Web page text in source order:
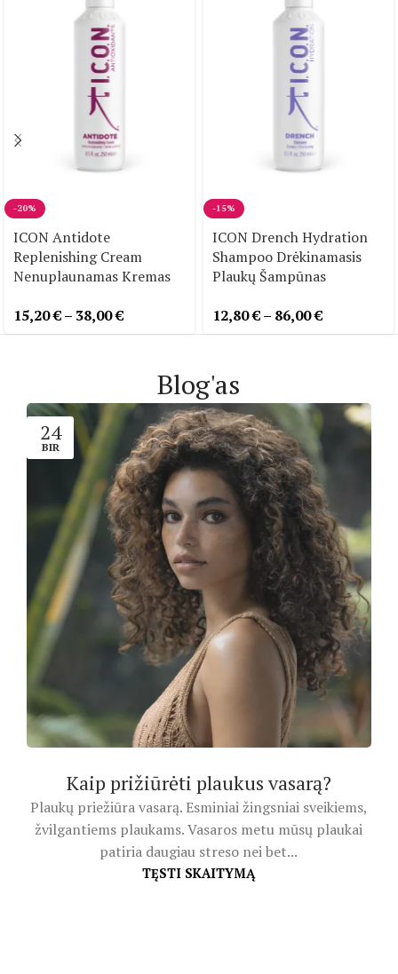
-20%
ICON Antidote
Replenishing Cream
Nenuplaunamas Kremas
15,20€– 38,00€
-15%
ICON Drench Hydration
Shampoo Drėkinamasis
Plaukų Šampūnas
12,80€– 86,00€
Blog'as
24
BIR
Kaip prižiūrėti plaukus vasarą?
Plaukų priežiūra vasarą. Esminiai žingsniai sveikiems,
žvilgantiems plaukams. Vasaros metu mūsų plaukai
patiria daugiau streso nei bet...
TĘSTI SKAITYMĄ